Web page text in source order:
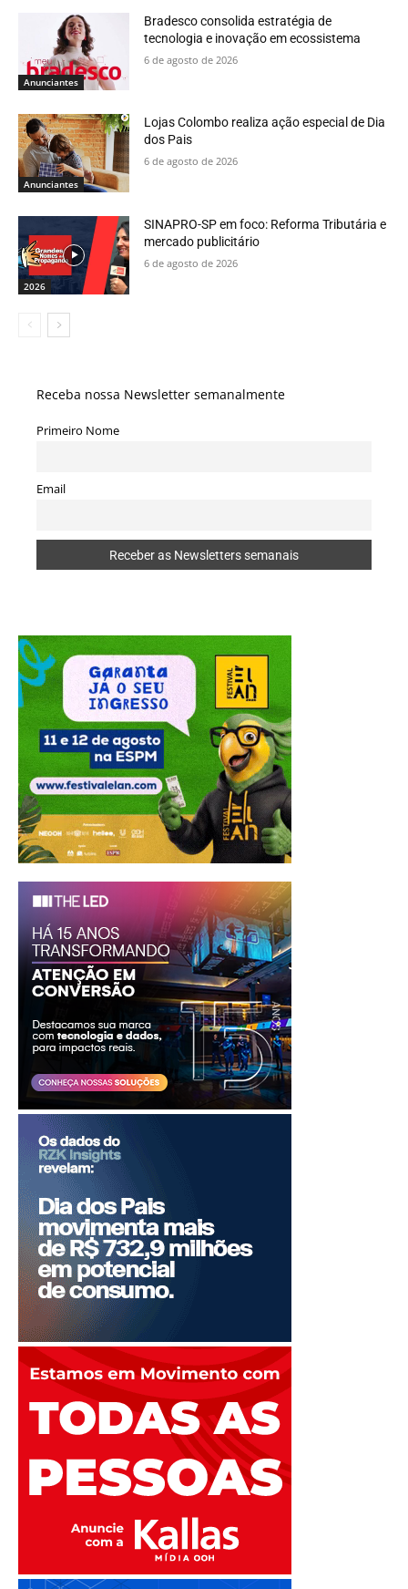
Anunciantes
Bradesco consolida estratégia de
tecnologia e inovação em ecossistema
6 de agosto de 2026
Anunciantes
Lojas Colombo realiza ação especial de Dia
dos Pais
6 de agosto de 2026
2026
SINAPRO-SP em foco: Reforma Tributária e
mercado publicitário
6 de agosto de 2026
Receba nossa Newsletter semanalmente
Primeiro Nome
Email